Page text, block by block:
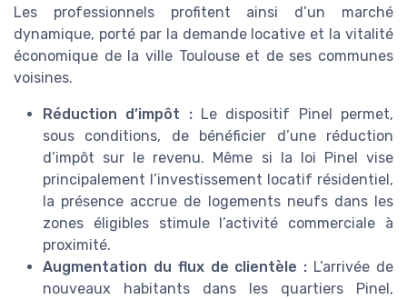
Les professionnels profitent ainsi d’un marché
dynamique, porté par la demande locative et la vitalité
économique de la ville Toulouse et de ses communes
voisines.
Réduction d’impôt :Le dispositif Pinel permet,
sous conditions, de bénéficier d’une réduction
d’impôt sur le revenu. Même si la loi Pinel vise
principalement l’investissement locatif résidentiel,
la présence accrue de logements neufs dans les
zones éligibles stimule l’activité commerciale à
proximité.
Augmentation du flux de clientèle : L’arrivée de
nouveaux habitants dans les quartiers Pinel,